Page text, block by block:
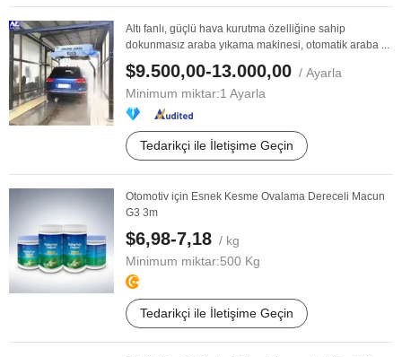
Altı fanlı, güçlü hava kurutma özelliğine sahip
dokunmasız araba yıkama makinesi, otomatik araba ...
$9.500,00-13.000,00 / Ayarla
Minimum miktar:1 Ayarla
Tedarikçi ile İletişime Geçin
Otomotiv için Esnek Kesme Ovalama Dereceli Macun
G3 3m
$6,98-7,18 / kg
Minimum miktar:500 Kg
Tedarikçi ile İletişime Geçin